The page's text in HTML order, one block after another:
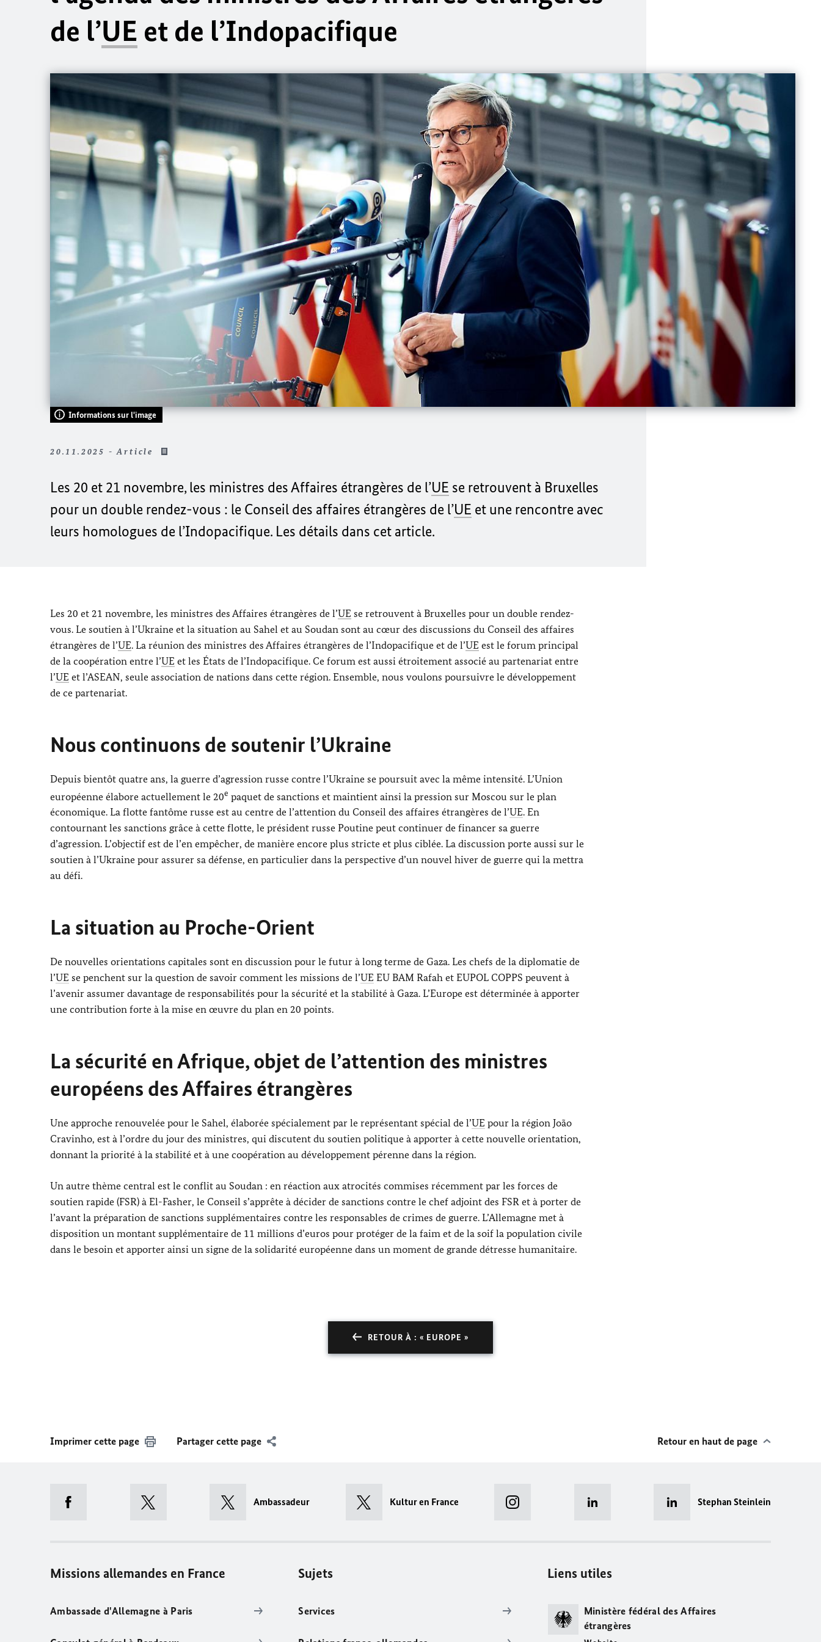
de l’UE et de l’Indopacifique
Informations sur l'image
20.11.2025 - Article
Les 20 et 21 novembre, les ministres des Affaires étrangères de l’UE se retrouvent à Bruxelles
pour un double rendez-vous : le Conseil des affaires étrangères de l’UE et une rencontre avec
leurs homologues de l’Indopacifique. Les détails dans cet article.
Les 20 et 21 novembre, les ministres des Affaires étrangères de l’UE se retrouvent à Bruxelles pour un double rendez-
vous. Le soutien à l’Ukraine et la situation au Sahel et au Soudan sont au cœur des discussions du Conseil des affaires
étrangères de l’UE. La réunion des ministres des Affaires étrangères de l’Indopacifique et de l’UE est le forum principal
de la coopération entre l’UE et les États de l’Indopacifique. Ce forum est aussi étroitement associé au partenariat entre
l’UE et l’ASEAN, seule association de nations dans cette région. Ensemble, nous voulons poursuivre le développement
de ce partenariat.
Nous continuons de soutenir l’Ukraine
Depuis bientôt quatre ans, la guerre d’agression russe contre l’Ukraine se poursuit avec la même intensité. L’Union
européenne élabore actuellement le 20e paquet de sanctions et maintient ainsi la pression sur Moscou sur le plan
économique. La flotte fantôme russe est au centre de l’attention du Conseil des affaires étrangères de l’UE. En
contournant les sanctions grâce à cette flotte, le président russe Poutine peut continuer de financer sa guerre
d’agression. L’objectif est de l’en empêcher, de manière encore plus stricte et plus ciblée. La discussion porte aussi sur le
soutien à l’Ukraine pour assurer sa défense, en particulier dans la perspective d’un nouvel hiver de guerre qui la mettra
au défi.
La situation au Proche-Orient
De nouvelles orientations capitales sont en discussion pour le futur à long terme de Gaza. Les chefs de la diplomatie de
l’UE se penchent sur la question de savoir comment les missions de l’UE EU BAM Rafah et EUPOL COPPS peuvent à
l’avenir assumer davantage de responsabilités pour la sécurité et la stabilité à Gaza. L’Europe est déterminée à apporter
une contribution forte à la mise en œuvre du plan en 20 points.
La sécurité en Afrique, objet de l’attention des ministres
européens des Affaires étrangères
Une approche renouvelée pour le Sahel, élaborée spécialement par le représentant spécial de l’UE pour la région João
Cravinho, est à l’ordre du jour des ministres, qui discutent du soutien politique à apporter à cette nouvelle orientation,
donnant la priorité à la stabilité et à une coopération au développement pérenne dans la région.
Un autre thème central est le conflit au Soudan : en réaction aux atrocités commises récemment par les forces de
soutien rapide (FSR) à El-Fasher, le Conseil s’apprête à décider de sanctions contre le chef adjoint des FSR et à porter de
l’avant la préparation de sanctions supplémentaires contre les responsables de crimes de guerre. L’Allemagne met à
disposition un montant supplémentaire de 11 millions d’euros pour protéger de la faim et de la soif la population civile
dans le besoin et apporter ainsi un signe de la solidarité européenne dans un moment de grande détresse humanitaire.
RETOUR À : « EUROPE »
Imprimer cette page Partager cette page Retour en haut de page
Ambassadeur Kultur en France Stephan Steinlein
Missions allemandes en France
Ambassade d'Allemagne à Paris
Sujets
Services
Liens utiles
Ministère fédéral des Affaires
étrangères